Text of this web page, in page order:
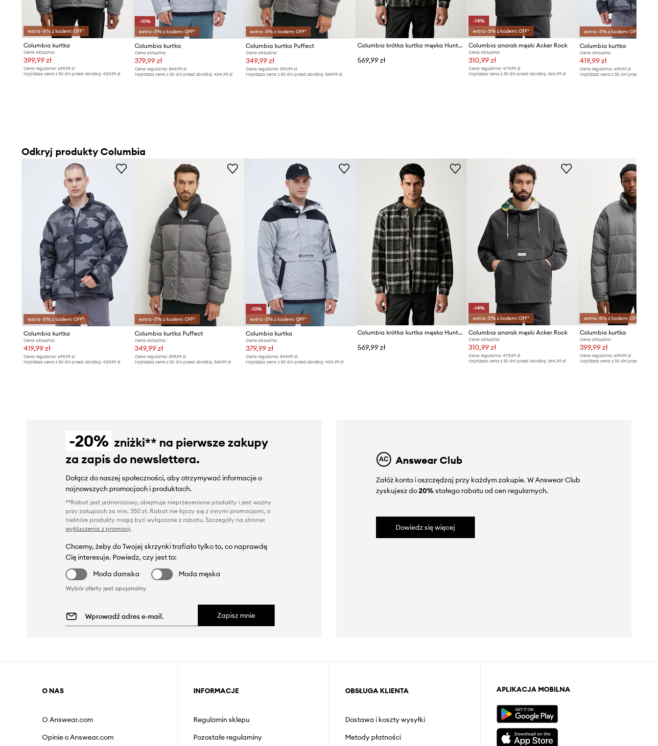
extra -5% z kodem: OFF*
Columbia kurtka
Cena aktualna:
399,99 zł
Cena regularna: 699,99 zł
Najniższa cena z 30 dni przed obniżką: 429,99 zł
-10%
extra -5% z kodem: OFF*
Columbia kurtka
Cena aktualna:
379,99 zł
Cena regularna:849,99 zł
Najniższa cena z 30 dni przed obniżką:424,99 zł
extra -5% z kodem: OFF*
Columbia kurtka Puffect
Cena aktualna:
349,99 zł
Cena regularna: 599,99 zł
Najniższa cena z 30 dni przed obniżką: 369,99 zł
Columbia krótka kurtka męska Hunter Arch
569,99 zł
-14%
extra -5% z kodem: OFF*
Columbia anorak męski Acker Rock
Cena aktualna:
310,99 zł
Cena regularna:479,99 zł
Najniższa cena z 30 dni przed obniżką:364,99 zł
extra -5% z kodem: OFF*
Columbia kurtka
Cena aktualna:
419,99 zł
Cena regularna: 699,99 zł
Najniższa cena z 30 dni przed obniżką:
Odkryj produkty Columbia
extra -5% z kodem: OFF*
Columbia kurtka
Cena aktualna:
419,99 zł
Cena regularna: 699,99 zł
Najniższa cena z 30 dni przed obniżką: 429,99 zł
extra -5% z kodem: OFF*
Columbia kurtka Puffect
Cena aktualna:
349,99 zł
Cena regularna:599,99 zł
Najniższa cena z 30 dni przed obniżką:369,99 zł
-10%
extra -5% z kodem: OFF*
Columbia kurtka
Cena aktualna:
379,99 zł
Cena regularna: 849,99 zł
Najniższa cena z 30 dni przed obniżką: 424,99 zł
Columbia krótka kurtka męska Hunter Arch
569,99 zł
-14%
extra -5% z kodem: OFF*
Columbia anorak męski Acker Rock
Cena aktualna:
310,99 zł
Cena regularna:479,99 zł
Najniższa cena z 30 dni przed obniżką:364,99 zł
extra -5% z kodem: OFF*
Columbia kurtka
Cena aktualna:
399,99 zł
Cena regularna: 699,99 zł
Najniższa cena z 30 dni przed obniżką:
-20% zniżki** na pierwsze zakupy
za zapis do newslettera.
Dołącz do naszej społeczności, aby otrzymywać informacje o
najnowszych promocjach i produktach.
**Rabat jest jednorazowy, obejmuje nieprzecenione produkty i jest ważny
przy zakupach za min. 350 zł. Rabat nie łączy się z innymi promocjami, a
niektóre produkty mogą być wyłączone z rabatu. Szczegóły na stronie:
wykluczenia z promocji.
Chcemy, żeby do Twojej skrzynki trafiało tylko to, co naprawdę
Cię interesuje. Powiedz, czy jest to:
Moda damska
Moda męska
Wybór oferty jest opcjonalny
Zapisz mnie
Answear Club
Załóż konto i oszczędzaj przy każdym zakupie. W Answear Club
zyskujesz do20%stałego rabatu od cen regularnych.
Dowiedz się więcej
O NAS
O Answear.com
Opinie o Answear.com
INFORMACJE
Regulamin sklepu
Pozostałe regulaminy
OBSŁUGA KLIENTA
Dostawa i koszty wysyłki
Metody płatności
APLIKACJA MOBILNA